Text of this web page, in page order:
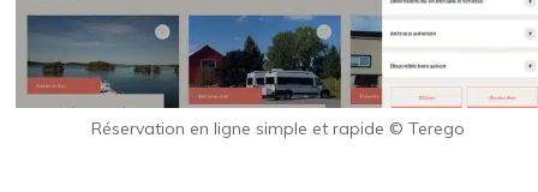
Réservation en ligne simple et rapide © Terego